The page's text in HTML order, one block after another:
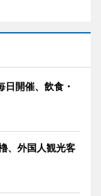
開催、飲食・
、外国人観光客